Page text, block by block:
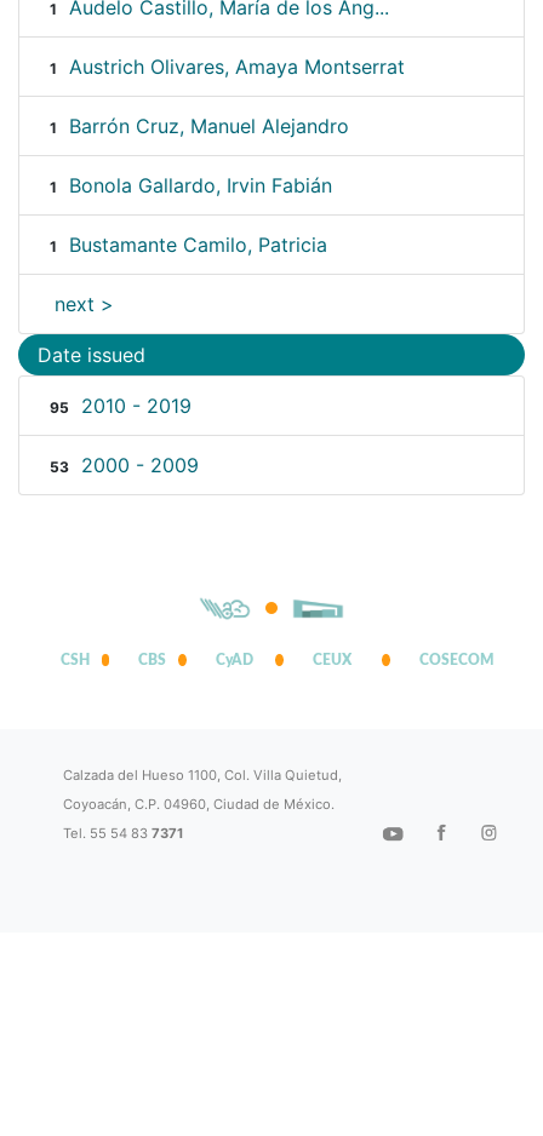
1 Audelo Castillo, María de los Ang...
1 Austrich Olivares, Amaya Montserrat
1 Barrón Cruz, Manuel Alejandro
1 Bonola Gallardo, Irvin Fabián
1 Bustamante Camilo, Patricia
next >
Date issued
95 2010 - 2019
53 2000 - 2009
CSH CBS CyAD CEUX COSECOM
Calzada del Hueso 1100, Col. Villa Quietud,
Coyoacán, C.P. 04960, Ciudad de México.
Tel. 55 54 837371